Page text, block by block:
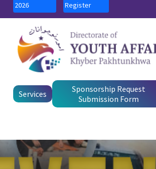
2026
Register
Services
Sponsorship Request
Submission Form